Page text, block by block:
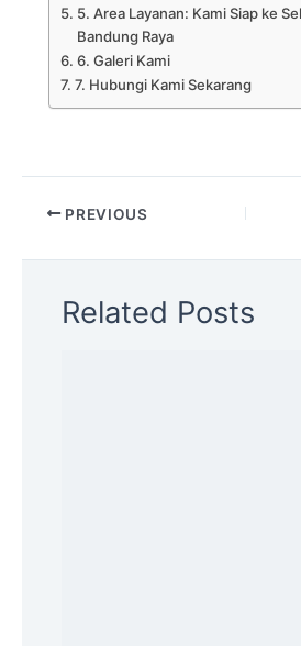
5. Area Layanan: Kami Siap ke
Bandung Raya
6. Galeri Kami
7. Hubungi Kami Sekarang
PREVIOUS
Related Posts